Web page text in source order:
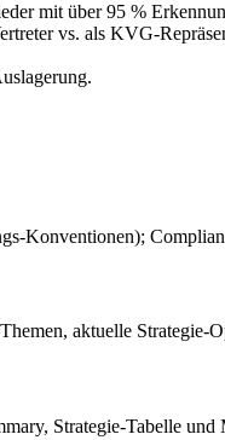
mit über 95 %
vs. als KVG-
Konventionen);
aktuelle Strategie-
Strategie-Tabelle